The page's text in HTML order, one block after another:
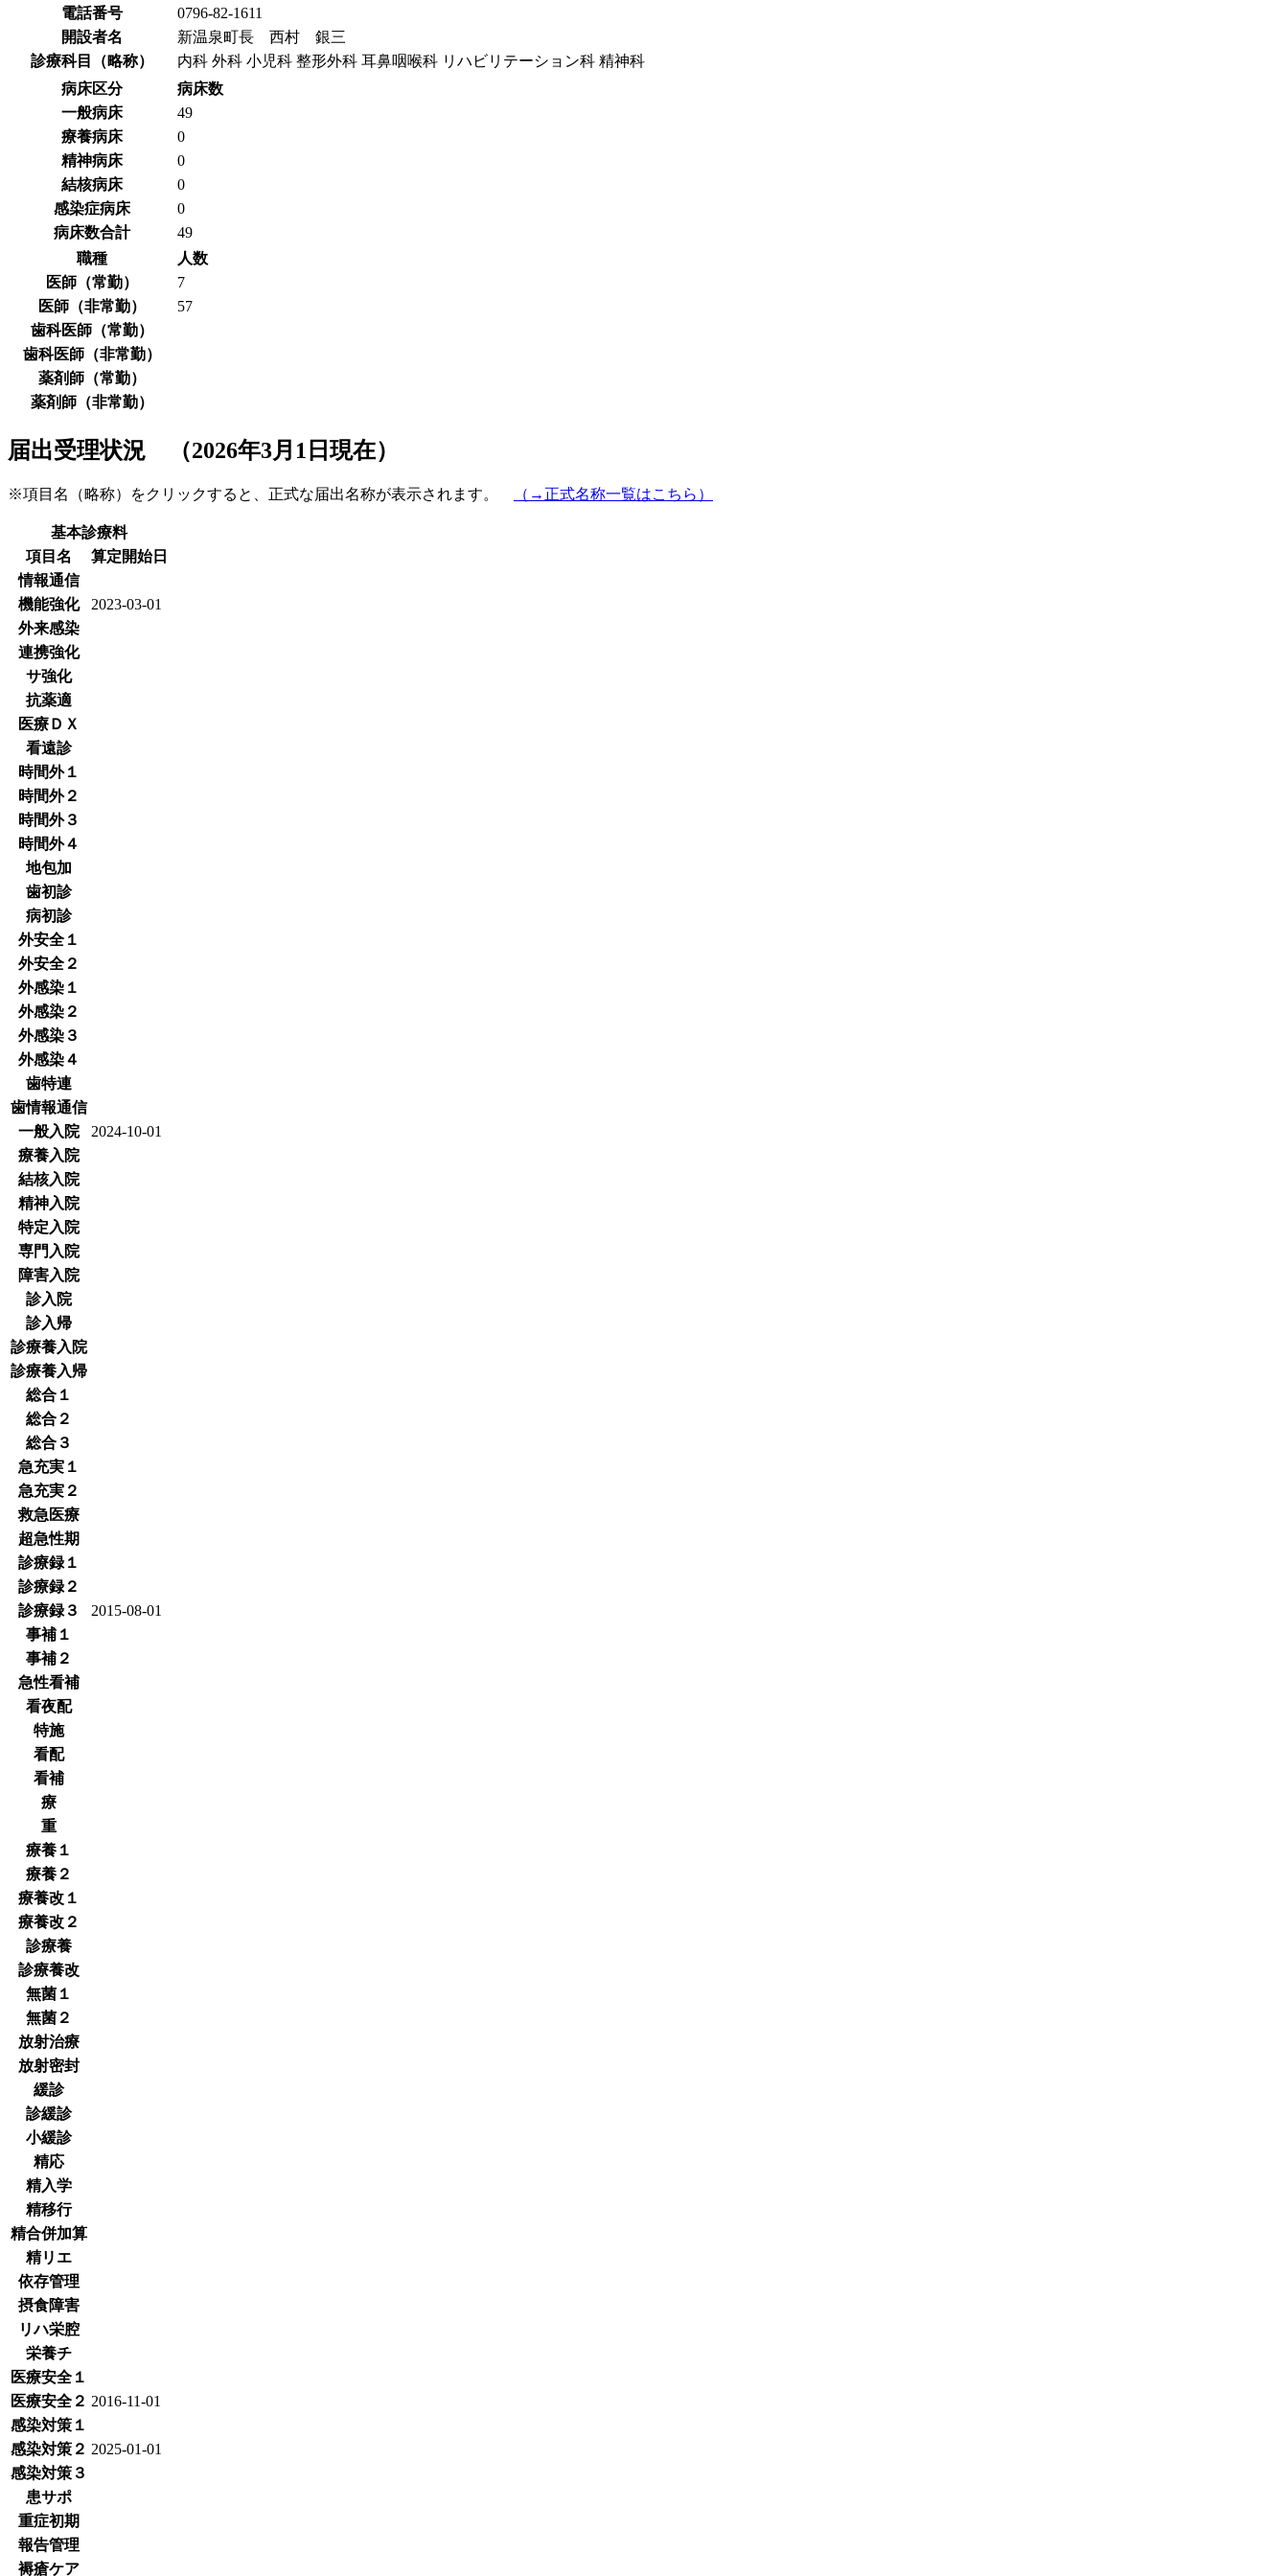
電話番号
0796-82-1611
開設者名
新温泉町長 西村 銀三
診療科目（略称）
内科 外科 小児科 整形外科 耳鼻咽喉科 リハビリテーション科 精神科
病床区分
病床数
一般病床
49
療養病床
0
精神病床
0
結核病床
0
感染症病床
0
病床数合計
49
職種
人数
医師（常勤）
7
医師（非常勤）
57
歯科医師（常勤）
歯科医師（非常勤）
薬剤師（常勤）
薬剤師（非常勤）
届出受理状況 （2026年3月1日現在）
※項目名（略称）をクリックすると、正式な届出名称が表示されます。 （→正式名称一覧はこちら）
基本診療料
項目名
算定開始日
情報通信
機能強化
2023-03-01
外来感染
連携強化
サ強化
抗薬適
医療ＤＸ
看遠診
時間外１
時間外２
時間外３
時間外４
地包加
歯初診
病初診
外安全１
外安全２
外感染１
外感染２
外感染３
外感染４
歯特連
歯情報通信
一般入院
2024-10-01
療養入院
結核入院
精神入院
特定入院
専門入院
障害入院
診入院
診入帰
診療養入院
診療養入帰
総合１
総合２
総合３
急充実１
急充実２
救急医療
超急性期
診療録１
診療録２
診療録３
2015-08-01
事補１
事補２
急性看補
看夜配
特施
看配
看補
療
重
療養１
療養２
療養改１
療養改２
診療養
診療養改
無菌１
無菌２
放射治療
放射密封
緩診
診緩診
小緩診
精応
精入学
精移行
精合併加算
精リエ
依存管理
摂食障害
リハ栄腔
栄養チ
医療安全１
医療安全２ 2016-11-01
感染対策１
感染対策２ 2025-01-01
感染対策３
患サポ
重症初期
報告管理
褥瘡ケア